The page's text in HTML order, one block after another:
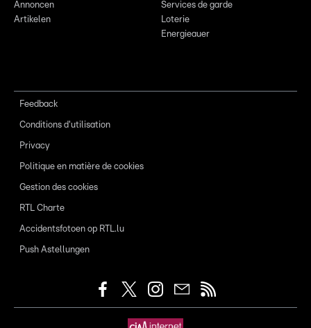
Annoncen
Artikelen
Services de garde
Loterie
Energieauer
Feedback
Conditions d'utilisation
Privacy
Politique en matière de cookies
Gestion des cookies
RTL Charte
Accidentsfotoen op RTL.lu
Push Astellungen